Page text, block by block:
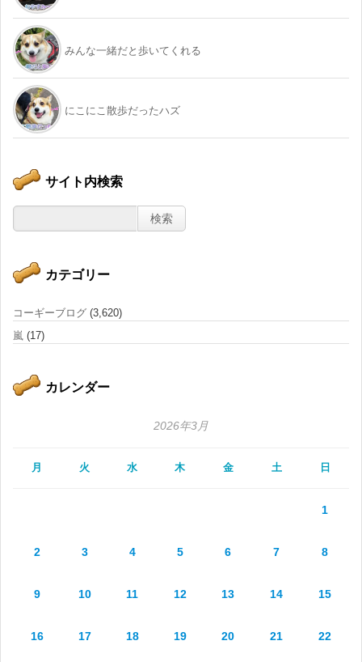
みんな一緒だと歩いてくれる
にこにこ散歩だったハズ
サイト内検索
カテゴリー
コーギーブログ (3,620)
嵐 (17)
カレンダー
2026年3月
月 火 水 木 金 土 日
1
2 3 4 5 6 7 8
9 10 11 12 13 14 15
16 17 18 19 20 21 22